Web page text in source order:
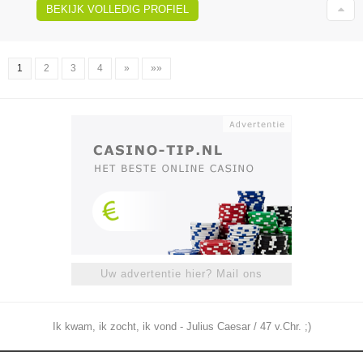
BEKIJK VOLLEDIG PROFIEL
1 2 3 4 » »»
Uw advertentie hier? Mail ons
Ik kwam, ik zocht, ik vond - Julius Caesar / 47 v.Chr. ;)